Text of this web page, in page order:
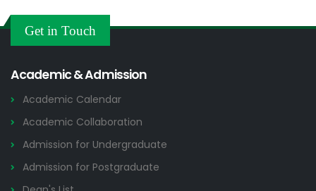
Get in Touch
Academic & Admission
Academic Calendar
Academic Collaboration
Admission for Undergraduate
Admission for Postgraduate